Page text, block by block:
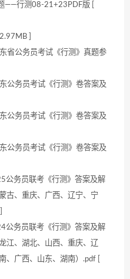
行测08-21+23PDF版 [
]
公务员考试《行测》真题参
务员考试《行测》卷答案及
务员考试《行测》卷答案及
务员考试《行测》卷答案及
员联考《行测》答案及解
古、重庆、广西、辽宁、宁
员联考《行测》答案及解
江、湖北、山西、重庆、辽
、广西、山东、湖南）.pdf [